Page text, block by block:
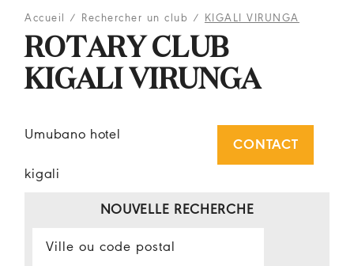
Accueil / Rechercher un club / KIGALI VIRUNGA
ROTARY CLUB
KIGALI VIRUNGA
Umubano hotel
kigali
CONTACT
NOUVELLE RECHERCHE